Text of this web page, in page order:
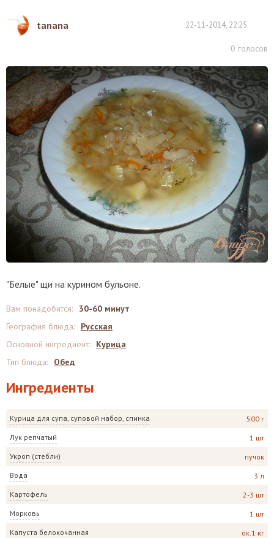
tanana 22-11-2014, 22:25
0 голосов
"Белые" щи на курином бульоне.
Ингредиенты
Курица для супа, суповой набор, спинка 500 г
Лук репчатый 1 шт
Укроп (стебли) пучок
Вода 3 л
Картофель 2-3 шт
Морковь 1 шт
Капуста белокочанная ок.1 кг
Вам понадобится:
30-60 минут
География блюда:
Русская
Основной ингредиент:
Курица
Тип блюда: Обед